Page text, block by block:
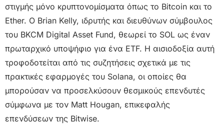
στιγμής μόνο κρυπτονομίσματα όπως το Bitcoin και το
Ether. Ο Brian Kelly, ιδρυτής και διευθύνων σύμβουλος
του BKCM Digital Asset Fund, θεωρεί το SOL ως έναν
πρωταρχικό υποψήφιο για ένα ETF. Η αισιοδοξία αυτή
τροφοδοτείται από τις συζητήσεις σχετικά με τις
πρακτικές εφαρμογές του Solana, οι οποίες θα
μπορούσαν να προσελκύσουν θεσμικούς επενδυτές
σύμφωνα με τον Matt Hougan, επικεφαλής
επενδύσεων της Bitwise.